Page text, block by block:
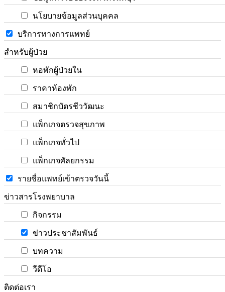
นโยบายข้อมูลส่วนบุคคล
บริการทางการแพทย์
สำหรับผู้ป่วย
หอพักผู้ป่วยใน
ราคาห้องพัก
สมาชิกบัตรชีววัฒนะ
แพ็กเกจตรวจสุขภาพ
แพ็กเกจทั่วไป
แพ็กเกจศัลยกรรม
รายชื่อแพทย์เข้าตรวจวันนี้
ข่าวสารโรงพยาบาล
กิจกรรม
ข่าวประชาสัมพันธ์
บทความ
วีดีโอ
ติดต่อเรา